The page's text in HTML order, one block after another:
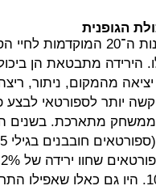
הגופנית
בדרך כלל, החל משנות
הירידה מתבטאת הן
יציאה מהמקום, ניתור,
יותר לספורטאי לבצע
מתארכת. בשנים